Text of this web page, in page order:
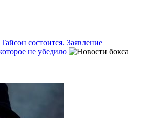
состоится. Заявление
не убедило